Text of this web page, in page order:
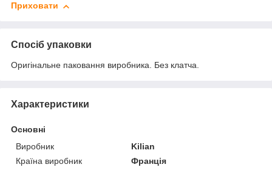
Приховати
Спосіб упаковки
Оригінальне паковання виробника. Без клатча.
Характеристики
Основні
Виробник
Kilian
Країна виробник
Франція